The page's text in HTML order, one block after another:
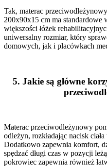
Tak, materac
200x90x15 cm ma standardowe
większości łóżek
uniwersalny rozmiar, który
domowych, jak i placówkach
5. Jakie są główne
Materac przeciwodleżynowy
odleżyn, rozkładając nacisk
Dodatkowo zapewnia komfort,
spędzać długi czas w pozycji
pokrowiec zapewnia również